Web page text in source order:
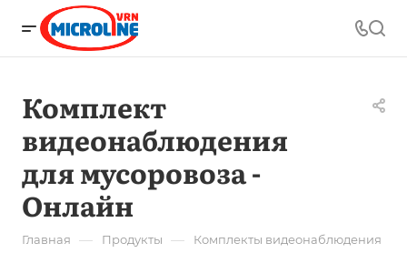
Комплект
видеонаблюдения
для мусоровоза -
Онлайн
Главная — Продукты — Комплекты видеонаблюдения